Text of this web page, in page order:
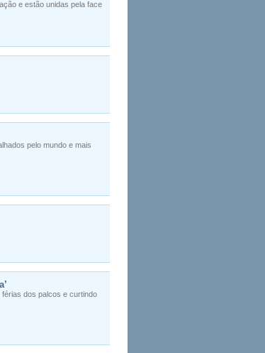
e estão unidas pela face
pelo mundo e mais
dos palcos e curtindo